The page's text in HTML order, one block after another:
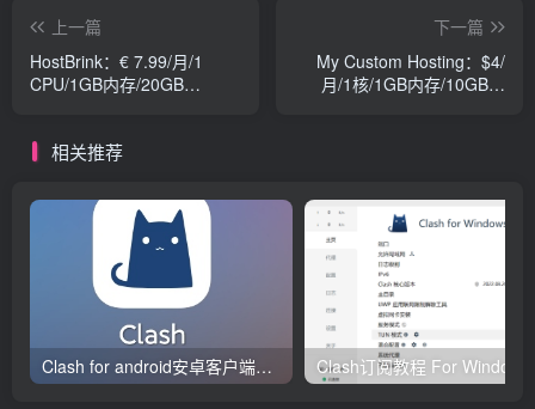
上一篇
HostBrink：€ 7.99/月/1
CPU/1GB内存/20GB
下一篇
My Custom Hosting：$4/
月/1核/1GB内存/10GB空
相关推荐
Clash for android安卓客户端保姆级新手使用教程